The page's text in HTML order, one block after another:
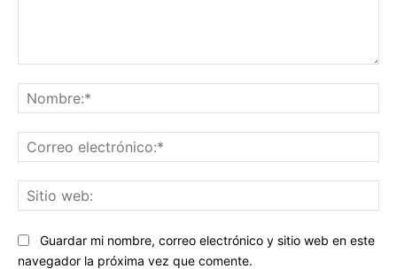
Guardar mi nombre, correo electrónico y sitio web en este
navegador la próxima vez que comente.